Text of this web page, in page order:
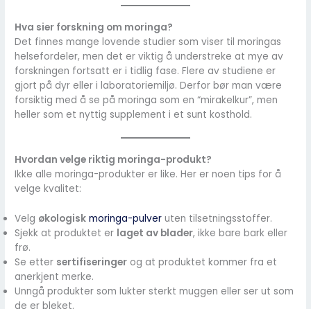
Hva sier forskning om moringa?
Det finnes mange lovende studier som viser til moringas
helsefordeler, men det er viktig å understreke at mye av
forskningen fortsatt er i tidlig fase. Flere av studiene er
gjort på dyr eller i laboratoriemiljø. Derfor bør man være
forsiktig med å se på moringa som en “mirakelkur”, men
heller som et nyttig supplement i et sunt kosthold.
Hvordan velge riktig moringa-produkt?
Ikke alle moringa-produkter er like. Her er noen tips for å
velge kvalitet:
Velg økologisk moringa-pulver uten tilsetningsstoffer.
Sjekk at produktet er laget av blader, ikke bare bark eller
frø.
Se etter sertifiseringer og at produktet kommer fra et
anerkjent merke.
Unngå produkter som lukter sterkt muggen eller ser ut som
de er bleket.